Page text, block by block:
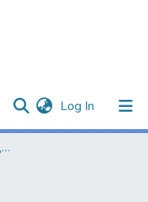
Log In (current)
Материалы конференций и семинаров